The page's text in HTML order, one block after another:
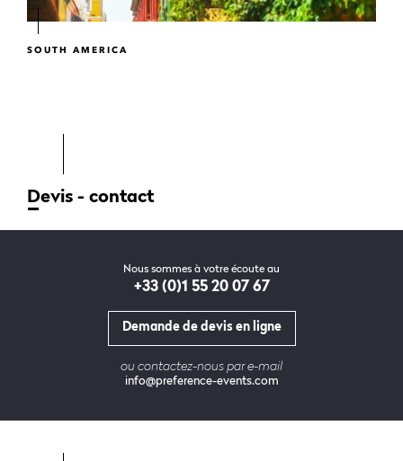
SOUTH AMERICA
Devis - contact
Nous sommes à votre écoute au
+33 (0)1 55 20 07 67
Demande de devis en ligne
ou contactez-nous par e-mail
info@preference-events.com